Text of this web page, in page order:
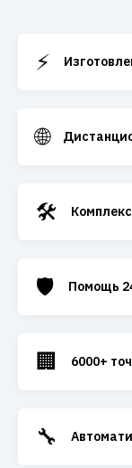
⚡
🌐
🛠️
🛡️ Помощь
🏢 6000+
🔧